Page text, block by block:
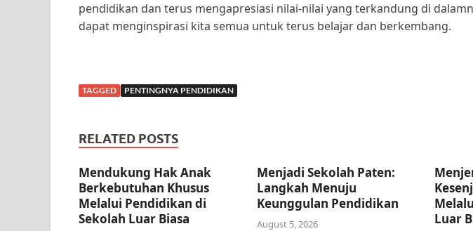
pendidikan dan terus mengapresiasi nilai-nilai yang terkandung di
dapat menginspirasi kita semua untuk terus belajar dan berkembang.
TAGGED PENTINGNYA PENDIDIKAN
RELATED POSTS
Mendukung Hak Anak
Berkebutuhan Khusus
Melalui Pendidikan di
Sekolah Luar Biasa
Menjadi Sekolah Paten:
Langkah Menuju
Keunggulan Pendidikan
August 5, 2026
Luar